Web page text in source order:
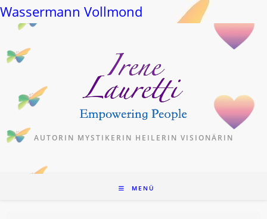
Wassermann Vollmond
springen
AUTORIN MYSTIKERIN HEILERIN VISIONÄRIN
MENÜ